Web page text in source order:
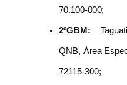
70.100-000;
2ºGBM:
QNB, Área
72115-300;